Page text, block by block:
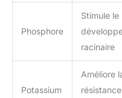
Phosphore
Stimule le
racinaire
Potassium
Améliore